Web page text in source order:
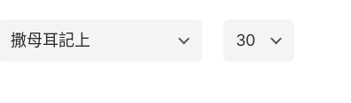
撒母耳記上 30